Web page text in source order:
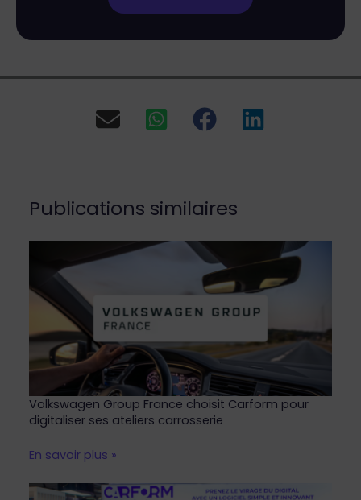
Publications similaires
Volkswagen Group France choisit Carform pour
digitaliser ses ateliers carrosserie
En savoir plus »